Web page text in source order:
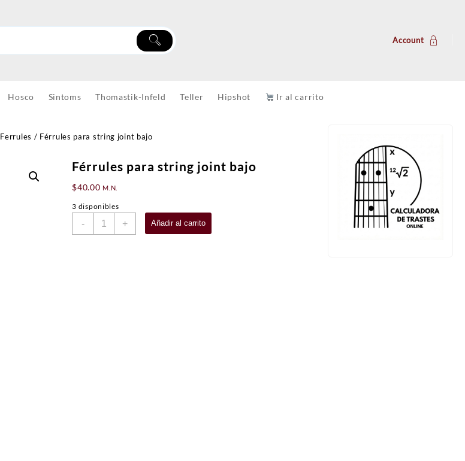
Account
Hosco Sintoms Thomastik-Infeld Teller Hipshot Ir al carrito
Ferrules / Férrules para string joint bajo
Férrules para string joint bajo
$40.00 M.N.
3 disponibles
-
Férrules + Añadir al carrito